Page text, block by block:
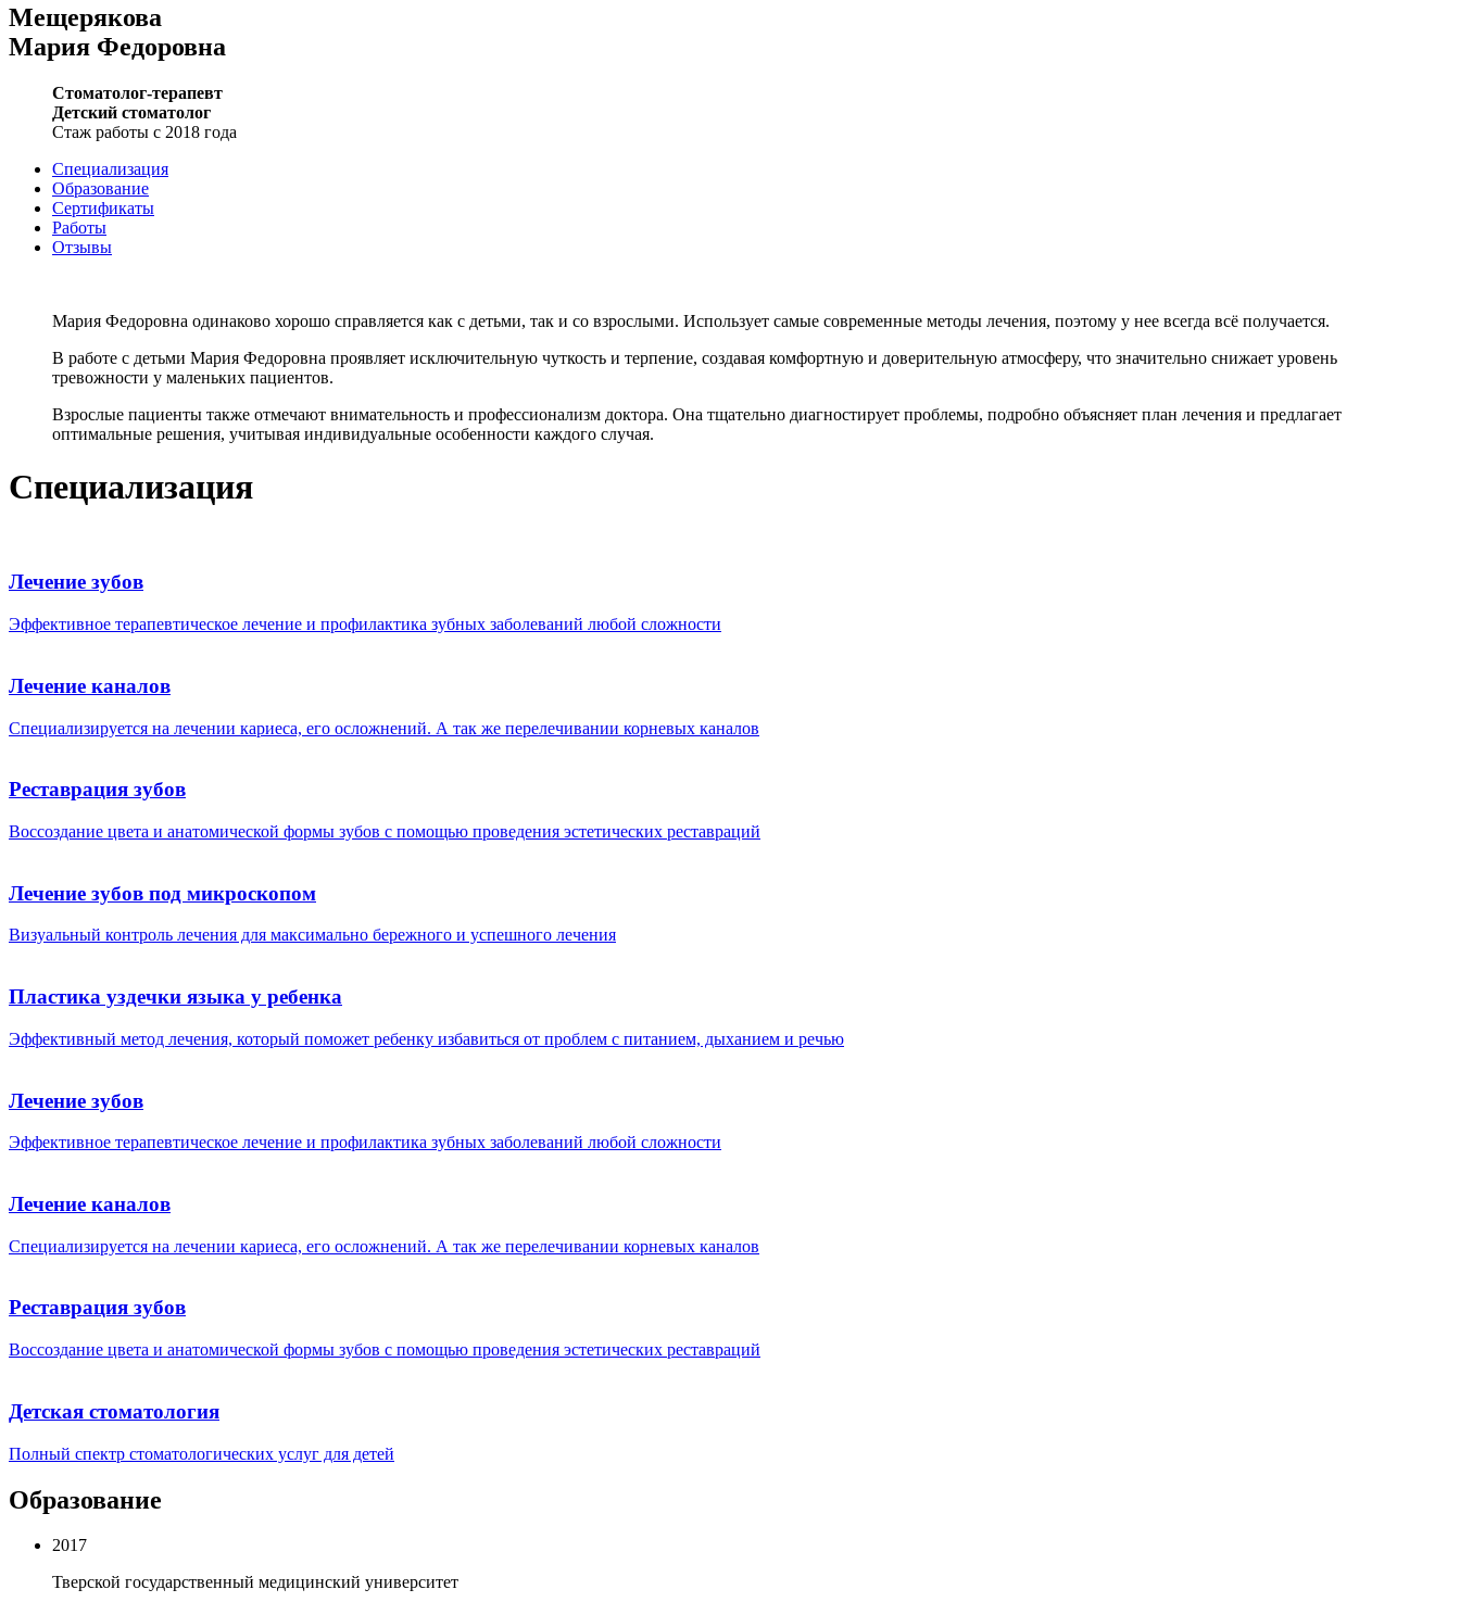
Мещерякова
Мария Федоровна
Стоматолог-терапевт
Детский стоматолог
Стаж работы с 2018 года
Специализация
Образование
Сертификаты
Работы
Отзывы
Мария Федоровна одинаково хорошо справляется как с детьми, так и со взрослыми. Использует самые современные методы лечения, поэтому у нее всегда всё получается.
В работе с детьми Мария Федоровна проявляет исключительную чуткость и терпение, создавая комфортную и доверительную атмосферу, что значительно снижает уровень
тревожности у маленьких пациентов.
Взрослые пациенты также отмечают внимательность и профессионализм доктора. Она тщательно диагностирует проблемы, подробно объясняет план лечения и предлагает
оптимальные решения, учитывая индивидуальные особенности каждого случая.
Специализация
Лечение зубов
Эффективное терапевтическое лечение и профилактика зубных заболеваний любой сложности
Лечение каналов
Специализируется на лечении кариеса, его осложнений. А так же перелечивании корневых каналов
Реставрация зубов
Воссоздание цвета и анатомической формы зубов с помощью проведения эстетических реставраций
Лечение зубов под микроскопом
Визуальный контроль лечения для максимально бережного и успешного лечения
Пластика уздечки языка у ребенка
Эффективный метод лечения, который поможет ребенку избавиться от проблем с питанием, дыханием и речью
Лечение зубов
Эффективное терапевтическое лечение и профилактика зубных заболеваний любой сложности
Лечение каналов
Специализируется на лечении кариеса, его осложнений. А так же перелечивании корневых каналов
Реставрация зубов
Воссоздание цвета и анатомической формы зубов с помощью проведения эстетических реставраций
Детская стоматология
Полный спектр стоматологических услуг для детей
Образование
2017
Тверской государственный медицинский университет